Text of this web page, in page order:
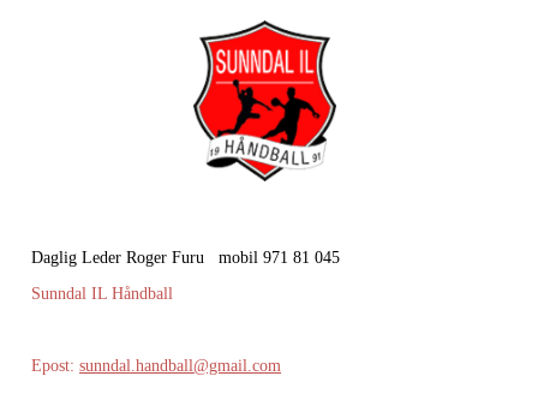
Daglig Leder Roger Furu mobil 971 81 045
Sunndal IL Håndball
Epost: sunndal.handball@gmail.com